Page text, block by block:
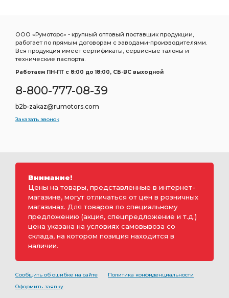
ООО «Румоторс» - крупный оптовый поставщик продукции,
работает по прямым договорам с заводами-производителями.
Вся продукция имеет сертификаты, сервисные талоны и
технические паспорта.
Работаем ПН-ПТ c 8:00 до 18:00, СБ-ВС выходной
8-800-777-08-39
b2b-zakaz@rumotors.com
Заказать звонок
Внимание!
Цены на товары, представленные в интернет-
магазине, могут отличаться от цен в розничных
магазинах. Для товаров по специальному
предложению (акция, спецпредложение и т.д.)
цена указана на условиях самовывоза со
склада, на котором позиция находится в
наличии.
Сообщить об ошибке на сайте
Политика конфиденциальности
Оформить заявку